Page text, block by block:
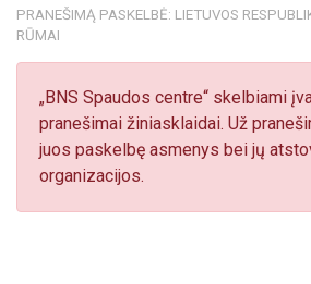
PRANEŠIMĄ PASKELBĖ: LIETUVOS
RŪMAI
„BNS Spaudos centre“ skelbiami
pranešimai žiniasklaidai. Už
juos paskelbę asmenys bei jų
organizacijos.